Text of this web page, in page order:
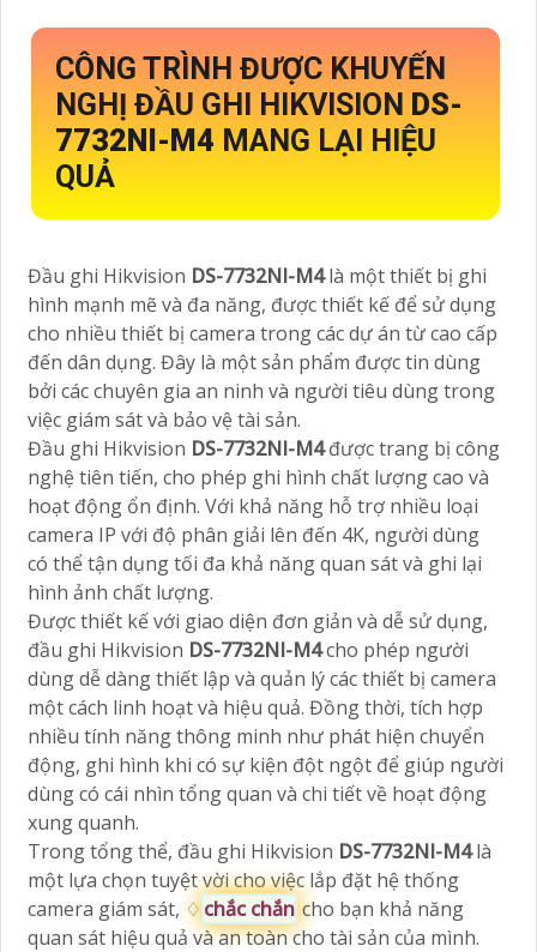
CÔNG TRÌNH ĐƯỢC KHUYẾN
NGHỊ ĐẦU GHI HIKVISION DS-
7732NI-M4 MANG LẠI HIỆU
QUẢ
Đầu ghi Hikvision DS-7732NI-M4là một thiết bị ghi
hình mạnh mẽ và đa năng, được thiết kế để sử dụng
cho nhiều thiết bị camera trong các dự án từ cao cấp
đến dân dụng. Đây là một sản phẩm được tin dùng
bởi các chuyên gia an ninh và người tiêu dùng trong
việc giám sát và bảo vệ tài sản.
Đầu ghi Hikvision DS-7732NI-M4được trang bị công
nghệ tiên tiến, cho phép ghi hình chất lượng cao và
hoạt động ổn định. Với khả năng hỗ trợ nhiều loại
camera IP với độ phân giải lên đến 4K, người dùng
có thể tận dụng tối đa khả năng quan sát và ghi lại
hình ảnh chất lượng.
Được thiết kế với giao diện đơn giản và dễ sử dụng,
đầu ghi Hikvision DS-7732NI-M4cho phép người
dùng dễ dàng thiết lập và quản lý các thiết bị camera
một cách linh hoạt và hiệu quả. Đồng thời, tích hợp
nhiều tính năng thông minh như phát hiện chuyển
động, ghi hình khi có sự kiện đột ngột để giúp người
dùng có cái nhìn tổng quan và chi tiết về hoạt động
xung quanh.
Trong tổng thể, đầu ghi Hikvision DS-7732NI-M4là
một lựa chọn tuyệt vời cho việc lắp đặt hệ thống
camera giám sát, ♢ chắc chắn cho bạn khả năng
quan sát hiệu quả và an toàn cho tài sản của mình.